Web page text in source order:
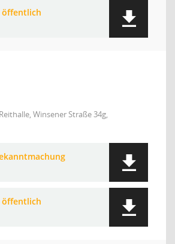
Winsener Straße 34g,